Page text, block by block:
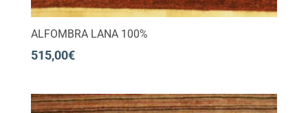
ALFOMBRA LANA 100%
515,00€